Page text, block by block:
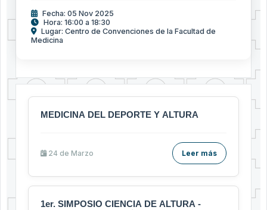
Fecha: 05 Nov 2025
Hora: 16:00 a 18:30
Lugar: Centro de Convenciones de la Facultad de
Medicina
MEDICINA DEL DEPORTE Y ALTURA
24 de Marzo Leer más
1er. SIMPOSIO CIENCIA DE ALTURA -